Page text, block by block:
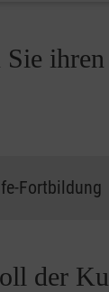
Sie
der